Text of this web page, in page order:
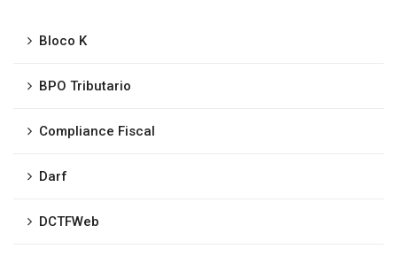
Bloco K
BPO Tributario
Compliance Fiscal
Darf
DCTFWeb